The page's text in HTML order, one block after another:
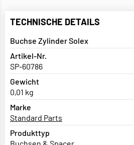
TECHNISCHE DETAILS
Buchse Zylinder Solex
Artikel-Nr.
SP-60786
Gewicht
0,01 kg
Marke
Standard Parts
Produkttyp